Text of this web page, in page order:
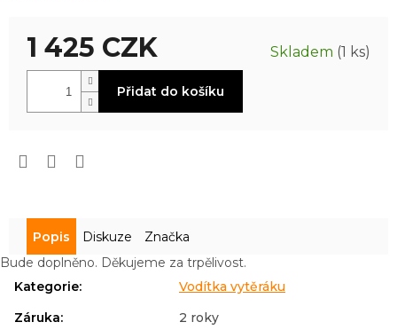
1 425 CZK Skladem (1 ks)
Přidat do košíku
Popis Diskuze
Značka
Bude doplněno. Děkujeme za trpělivost.
Kategorie:
Vodítka vytěráku
Záruka:
2 roky